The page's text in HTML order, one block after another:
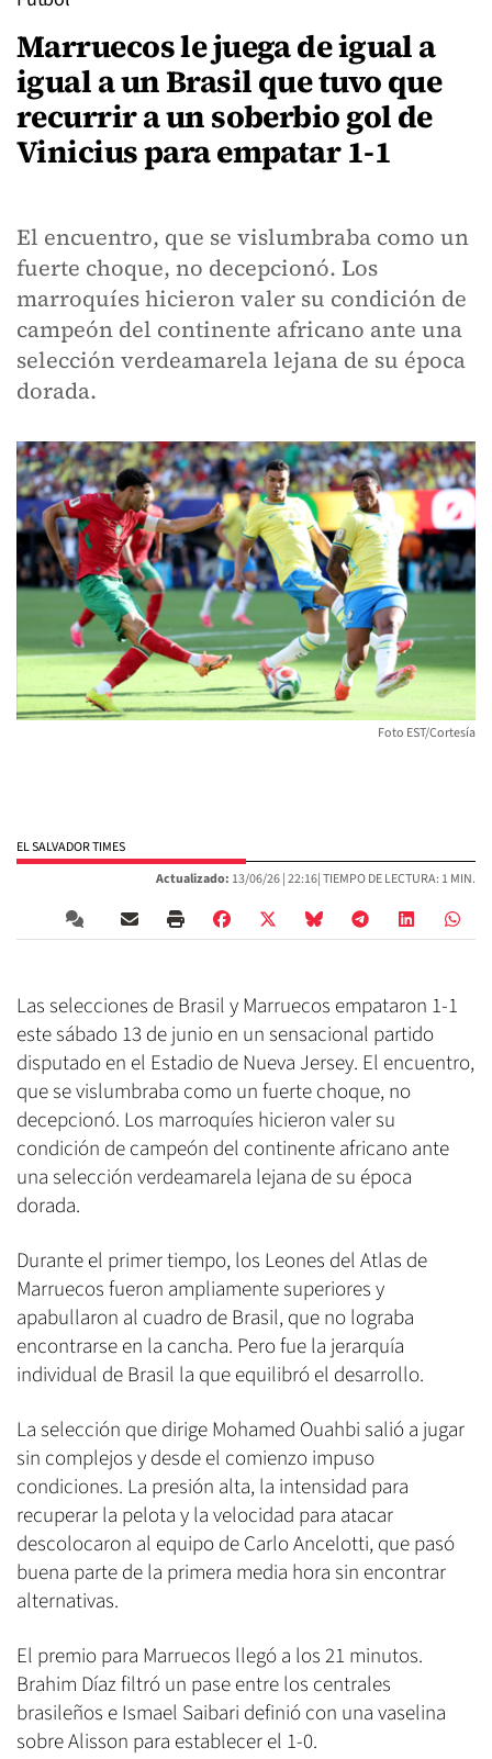
Marruecos le juega de igual a
igual a un Brasil que tuvo que
recurrir a un soberbio gol de
Vinicius para empatar 1-1
El encuentro, que se vislumbraba como un
fuerte choque, no decepcionó. Los
marroquíes hicieron valer su condición de
campeón del continente africano ante una
selección verdeamarela lejana de su época
dorada.
Foto EST/Cortesía
EL SALVADOR TIMES
Actualizado: 13/06/26 |22:16| TIEMPO DE LECTURA: 1 MIN.
Las selecciones de Brasil y Marruecos empataron 1-1
este sábado 13 de junio en un sensacional partido
disputado en el Estadio de Nueva Jersey. El encuentro,
que se vislumbraba como un fuerte choque, no
decepcionó. Los marroquíes hicieron valer su
condición de campeón del continente africano ante
una selección verdeamarela lejana de su época
dorada.
Durante el primer tiempo, los Leones del Atlas de
Marruecos fueron ampliamente superiores y
apabullaron al cuadro de Brasil, que no lograba
encontrarse en la cancha. Pero fue la jerarquía
individual de Brasil la que equilibró el desarrollo.
La selección que dirige Mohamed Ouahbi salió a jugar
sin complejos y desde el comienzo impuso
condiciones. La presión alta, la intensidad para
recuperar la pelota y la velocidad para atacar
descolocaron al equipo de Carlo Ancelotti, que pasó
buena parte de la primera media hora sin encontrar
alternativas.
El premio para Marruecos llegó a los 21 minutos.
Brahim Díaz filtró un pase entre los centrales
brasileños e Ismael Saibari definió con una vaselina
sobre Alisson para establecer el 1-0.